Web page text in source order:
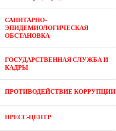
САНИТАРНО-
ЭПИДЕМИОЛОГИЧЕСКАЯ
ОБСТАНОВКА
ГОСУДАРСТВЕННАЯ СЛУЖБА И
КАДРЫ
ПРОТИВОДЕЙСТВИЕ КОРРУПЦИИ
ПРЕСС-ЦЕНТР